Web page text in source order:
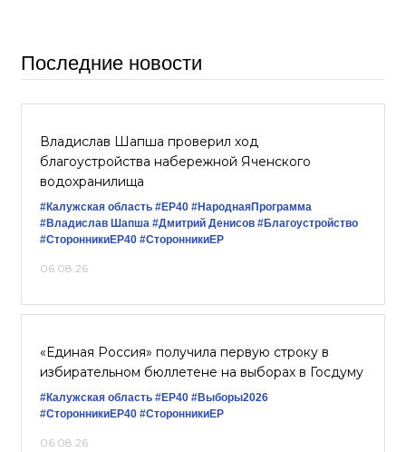
Последние новости
Владислав Шапша проверил ход
благоустройства набережной Яченского
водохранилища
#Калужская область #ЕР40 #НароднаяПрограмма
#Владислав Шапша #Дмитрий Денисов #Благоустройство
#СторонникиЕР40 #СторонникиЕР
06.08.26
«Единая Россия» получила первую строку в
избирательном бюллетене на выборах в Госдуму
#Калужская область #ЕР40 #Выборы2026
#СторонникиЕР40 #СторонникиЕР
06.08.26